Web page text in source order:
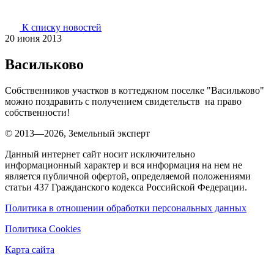
К списку новостей
20 июня 2013
Васильково
Собственников участков в коттеджном поселке "Васильково"
можно поздравить с получением свидетельств на право
собственности!
© 2013—2026, Земельный эксперт
Данный интернет сайт носит исключительно
информационный характер и вся информация на нем не
является публичной офертой, определяемой положениями
статьи 437 Гражданского кодекса Российской Федерации.
Политика в отношении обработки персональных данных
Политика Cookies
Карта сайта